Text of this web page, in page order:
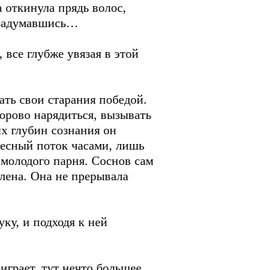
прядь волос,
глубже увязая в этой
свои старания победой.
нарядиться, вызывать
глубин сознания он
поток часами, лишь
парня. Соснов сам
Она не прерывала
и подходя к ней